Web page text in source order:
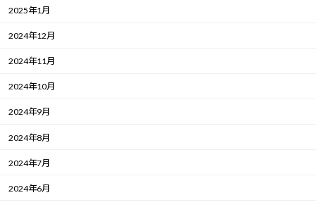
2025年1月
2024年12月
2024年11月
2024年10月
2024年9月
2024年8月
2024年7月
2024年6月